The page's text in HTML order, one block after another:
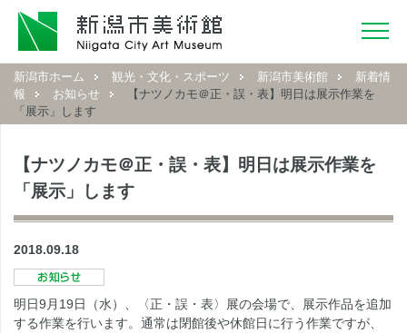
新潟市ホーム 観光・文化・スポーツ 新潟市美術館
新着情
報
お知らせ
【ナツノカモ＠正・誤・表】明日は展示作業を
「展示」します
【ナツノカモ＠正・誤・表】明日は展示作業を
「展示」します
2018.09.18
明日9月19日（水）、〈正・誤・表〉展の会場で、展示作品を追加
する作業を行います。通常は閉館後や休館日に行う作業ですが、